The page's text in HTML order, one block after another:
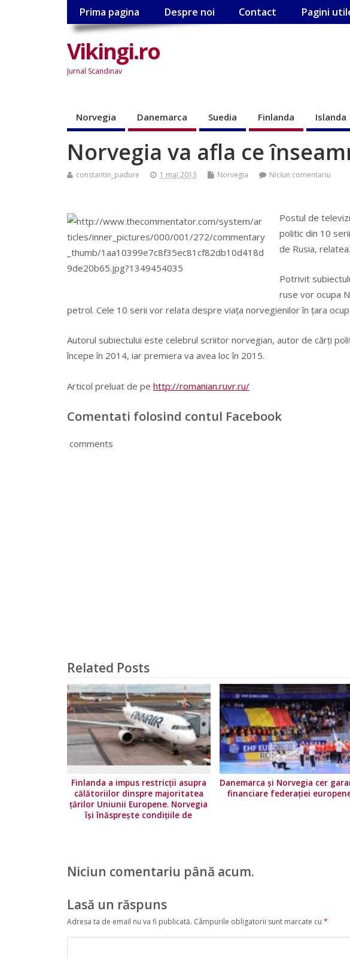
Prima pagina Despre noi Contact Pagini
Vikingi.ro
Jurnal Scandinav
Norvegia Danemarca Suedia Finlanda Islanda
Norvegia va afla ce
constantin_padure 1 mai 2013 Norvegia Niciun comentariu
Postul de
politic din 10
de Rusia,
Potrivit
ruse vor ocupa
petrol. Cele 10 serii vor relata despre viaţa norvegienilor în ţara
Autorul subiectului este celebrul scriitor norvegian, autor de cărţi
începe în 2014, iar premiera va avea loc în 2015.
Articol preluat de pe http://romanian.ruvr.ru/
Comentati folosind contul Facebook
comments
Related Posts
Finlanda a impus restricţii asupra
călătoriilor dinspre majoritatea
ţărilor Uniunii Europene. Norvegia
își înăsprește condițiile de
Danemarca și Norvegia cer
financiare federației
Niciun comentariu până acum.
Lasă un răspuns
Adresa ta de email nu va fi publicată. Câmpurile obligatorii sunt marcate cu *